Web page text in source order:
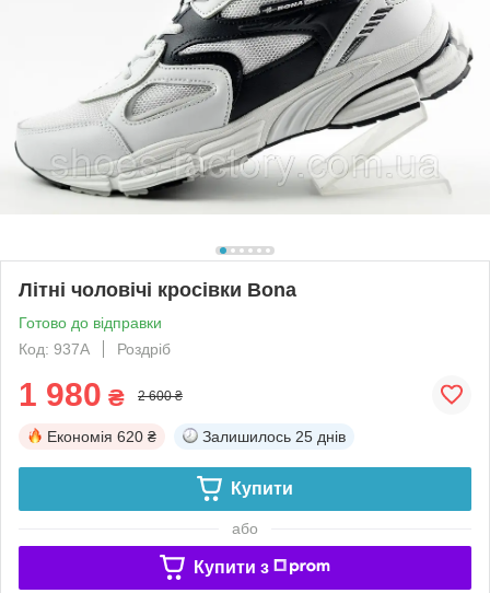
Літні чоловічі кросівки Bona
Готово до відправки
Код: 937A
Роздріб
1 980 ₴ 2 600 ₴
Економія 620 ₴ Залишилось 25 днів
Купити
або
Купити з